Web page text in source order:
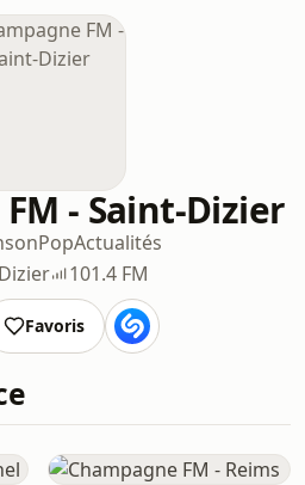
- Saint-Dizier
PopActualités
101.4 FM
Favoris